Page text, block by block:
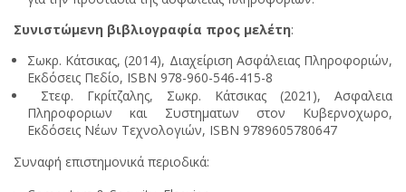
Συνιστώμενη βιβλιογραφία προς μελέτη:
Σωκρ. Κάτσικας, (2014), Διαχείριση Ασφάλειας Πληροφοριών,
Εκδόσεις Πεδίο, ISBN 978-960-546-415-8
Στεφ. Γκρίτζαλης, Σωκρ. Κάτσικας (2021), Ασφαλεια
Πληροφοριων και Συστηματων στον Κυβερνοχωρο,
Εκδόσεις Νέων Τεχνολογιών, ISBN 9789605780647
Συναφή επιστημονικά περιοδικά: